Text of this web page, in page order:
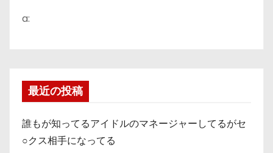
a:
最近の投稿
誰もが知ってるアイドルのマネージャーしてるがセ
○クス相手になってる